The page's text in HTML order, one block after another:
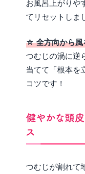
お風呂上がりや
てリセットしま
☆ 全方向から風
つむじの渦に逆
当てて「根本を
コツです！
健やかな頭皮
ス
つむじが割れて